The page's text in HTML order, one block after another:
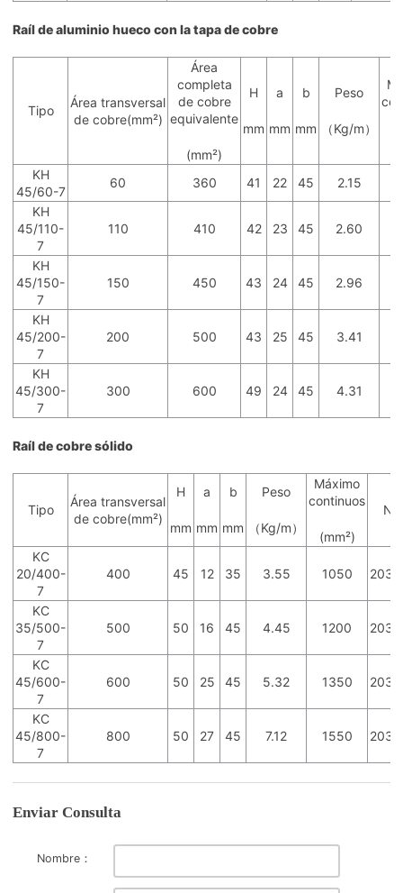
Raíl de aluminio hueco con la tapa de cobre
Tipo
Área transversal
de cobre(mm²)
Área
completa
de cobre
equivalente
(mm²)
H
mm
a
mm
b
mm
Peso
（Kg/m）
KH
45/60-7
60 360 41 22 45 2.15
KH
45/110-
7
110 410 42 23 45 2.60
KH
45/150-
7
150 450 43 24 45 2.96
KH
45/200-
7
200 500 43 25 45 3.41
KH
45/300-
7
300 600 49 24 45 4.31
Raíl de cobre sólido
Tipo
Área transversal
de cobre(mm²)
H
mm
a
mm
b
mm
Peso
（Kg/m）
Máximo
continuos
(mm²)
No.
KC
20/400-
7
400 45 12 35 3.55 1050
KC
35/500-
7
500 50 16 45 4.45 1200
KC
45/600-
7
600 50 25 45 5.32 1350
KC
45/800-
7
800 50 27 45 7.12 1550
Enviar Consulta
Nombre：